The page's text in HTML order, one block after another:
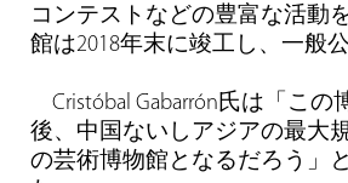
コンテストなどの豊富な活動
館は2018年末に竣工し、一般
Cristóbal Gabarrón氏は「こ
後、中国ないしアジアの最大
の芸術博物館となるだろう」